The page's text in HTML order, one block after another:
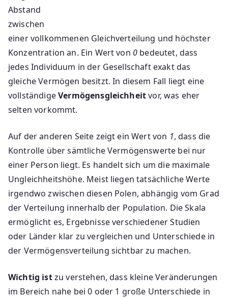
Abstand
zwischen
einer vollkommenen Gleichverteilung und höchster
Konzentration an. Ein Wert von 0 bedeutet, dass
jedes Individuum in der Gesellschaft exakt das
gleiche Vermögen besitzt. In diesem Fall liegt eine
vollständigeVermögensgleichheitvor, was eher
selten vorkommt.
Auf der anderen Seite zeigt ein Wert von 1, dass die
Kontrolle über sämtliche Vermögenswerte bei nur
einer Person liegt. Es handelt sich um die maximale
Ungleichheitshöhe. Meist liegen tatsächliche Werte
irgendwo zwischen diesen Polen, abhängig vom Grad
der Verteilung innerhalb der Population. Die Skala
ermöglicht es, Ergebnisse verschiedener Studien
oder Länder klar zu vergleichen und Unterschiede in
der Vermögensverteilung sichtbar zu machen.
Wichtig istzu verstehen, dass kleine Veränderungen
im Bereich nahe bei 0 oder 1 große Unterschiede in